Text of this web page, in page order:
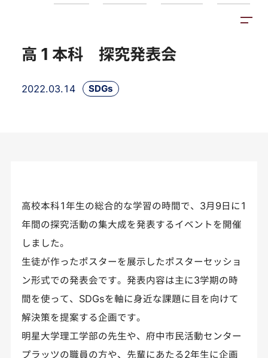
高１本科 探究発表会
2022.03.14 SDGs
高校本科1年生の総合的な学習の時間で、3月9日に1
年間の探究活動の集大成を発表するイベントを開催
しました。
生徒が作ったポスターを展示したポスターセッショ
ン形式での発表会です。発表内容は主に3学期の時
間を使って、SDGsを軸に身近な課題に目を向けて
解決策を提案する企画です。
明星大学理工学部の先生や、府中市民活動センター
プラッツの職員の方や、先輩にあたる2年生に企画